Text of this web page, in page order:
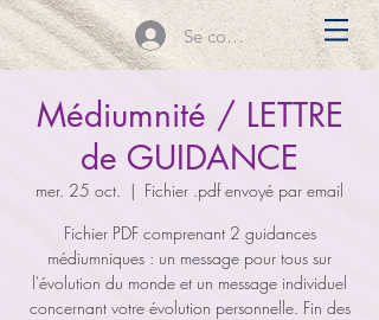
Se connecter
Médiumnité / LETTRE
de GUIDANCE
mer. 25 oct.
  |
Fichier .pdf envoyé par email
Fichier PDF comprenant 2 guidances
médiumniques : un message pour tous sur
l'évolution du monde et un message individuel
concernant votre évolution personnelle. Fin des